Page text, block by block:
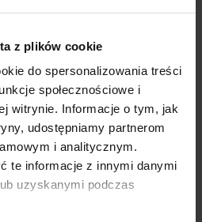
z plików cookie
do spersonalizowania treści
społecznościowe i
witrynie. Informacje o tym, jak
udostępniamy partnerom
i analitycznym.
te informacje z innymi danymi
uzyskanymi podczas